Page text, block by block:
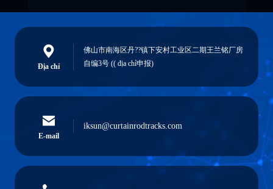
Địa chỉ
佛山市南海区丹??镇下安村工业区二期王兰铭厂房
自编3号 (( địa chỉ申报)
E-mail
iksun@curtainrodtracks.com